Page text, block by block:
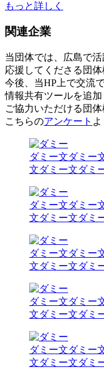
もっと詳しく
関連企業
当団体では、広島で
応援してくださる団体
今後、当HP上で交流
情報共有ツールを追加
ご協力いただける団
こちらのアンケート
ダミー文ダミー
文ダミー文ダミ
ダミー文ダミー
文ダミー文ダミ
ダミー文ダミー
文ダミー文ダミ
ダミー文ダミー
文ダミー文ダミ
ダミー文ダミー
文ダミー文ダミ